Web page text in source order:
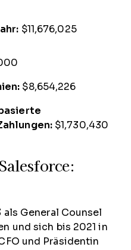
$11,676,025
$8,654,226
$1,730,430
als General Counsel
und sich bis 2021 in
und Präsidentin